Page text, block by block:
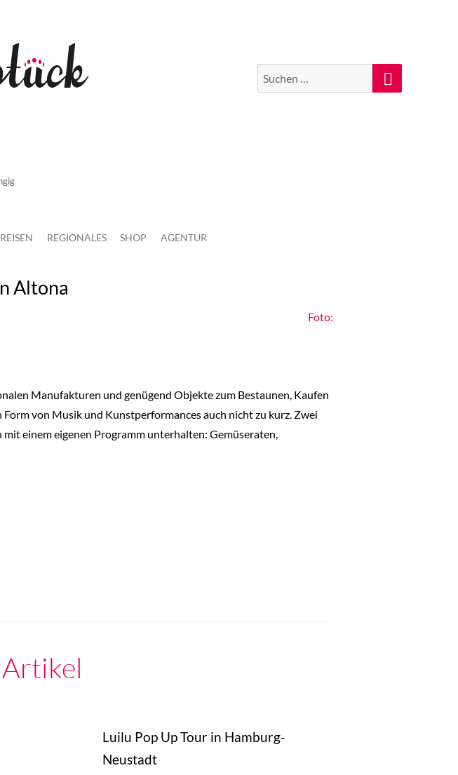
Suche
nach:
Suchen
REISEN REGIONALES SHOP AGENTUR
Altona
Foto:
Manufakturen und genügend Objekte zum Bestaunen, Kaufen
von Musik und Kunstperformances auch nicht zu kurz. Zwei
einem eigenen Programm unterhalten: Gemüseraten,
Luilu Pop Up Tour in Hamburg-
Neustadt